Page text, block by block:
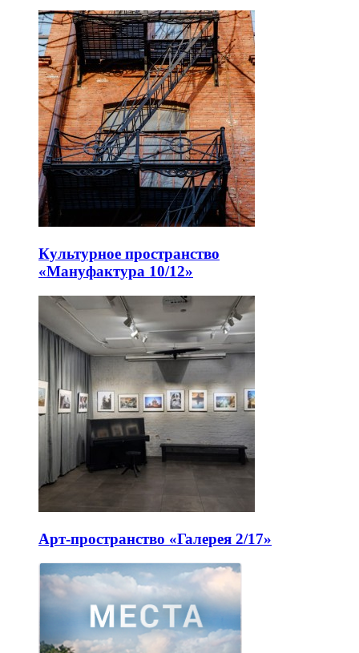
Культурное пространство
«Мануфактура 10/12»
Арт-пространство «Галерея 2/17»